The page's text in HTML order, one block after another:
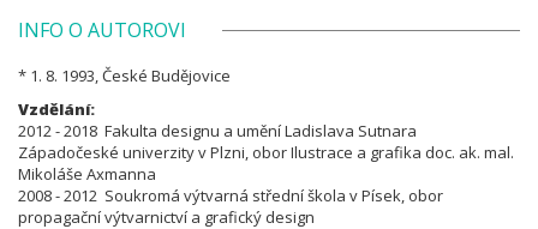
INFO O AUTOROVI
* 1. 8. 1993, České Budějovice
Vzdělání:
2012 - 2018 Fakulta designu a umění Ladislava Sutnara
Západočeské univerzity v Plzni, obor Ilustrace a grafika doc. ak. mal.
Mikoláše Axmanna
2008 - 2012 Soukromá výtvarná střední škola v Písek, obor
propagační výtvarnictví a grafický design